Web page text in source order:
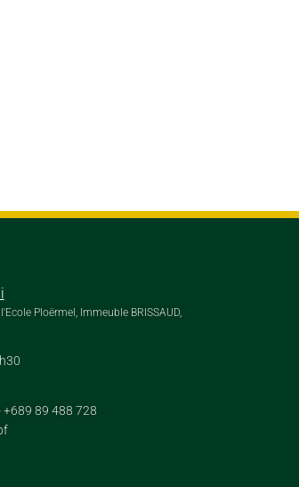
Ploërmel, Immeuble BRISSAUD,
+689 89 488 728